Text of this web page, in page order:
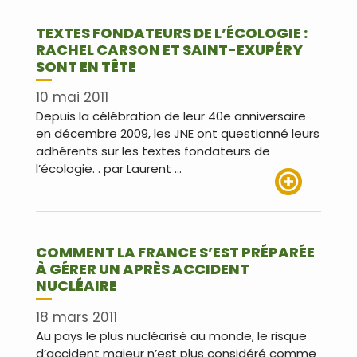
TEXTES FONDATEURS DE L’ÉCOLOGIE :
RACHEL CARSON ET SAINT-EXUPÉRY
SONT EN TÊTE
10 mai 2011
Depuis la célébration de leur 40e anniversaire
en décembre 2009, les JNE ont questionné leurs
adhérents sur les textes fondateurs de
l’écologie. . par Laurent …
COMMENT LA FRANCE S’EST PRÉPARÉE
À GÉRER UN APRÈS ACCIDENT
NUCLÉAIRE
18 mars 2011
Au pays le plus nucléarisé au monde, le risque
d’accident majeur n’est plus considéré comme